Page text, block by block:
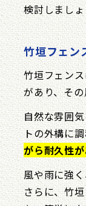
検討しまし
竹垣フェン
竹垣フェン
があり、そ
自然な雰囲
トの外構に
がら耐久性
風や雨に強
さらに、竹